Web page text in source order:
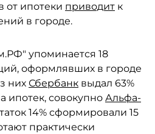
от ипотеки приводит к
в городе.
упоминается 18
оформлявших в городе
них Сбербанк выдал 63%
ипотек, совокупно Альфа-
14% сформировали 15
практически